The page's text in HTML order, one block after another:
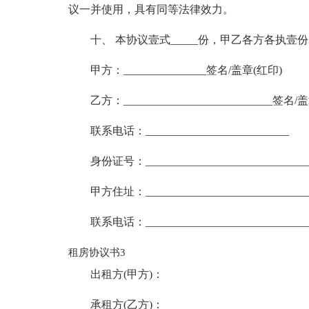
议一并使用，具有同等法律效力。
十、 本协议壹式_____份，甲乙各方各执壹份
甲方：_______________签名/盖章(红印)
乙方：___________________________签名/
联系电话：__________________________
身份证号：
甲方住址：
联系电话：
租房协议书3
出租方(甲方)：
承租方(乙方)：